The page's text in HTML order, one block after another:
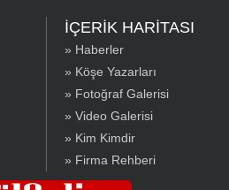
İÇERİK HARİTASI
» Haberler
» Köşe Yazarları
» Fotoğraf Galerisi
» Video Galerisi
» Kim Kimdir
» Firma Rehberi